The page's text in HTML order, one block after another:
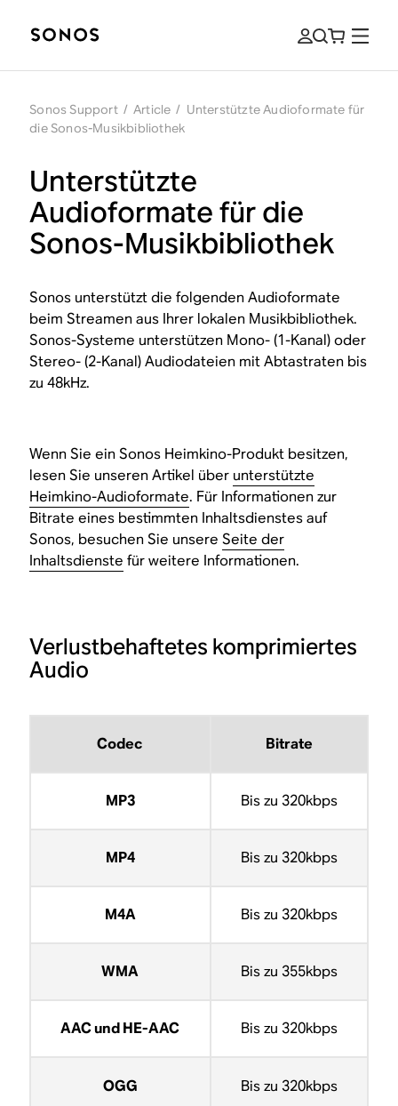
Sonos Support / Article / Unterstützte Audioformate für
die Sonos-Musikbibliothek
Unterstützte
Audioformate für die
Sonos-Musikbibliothek
Sonos unterstützt die folgenden Audioformate
beim Streamen aus Ihrer lokalen Musikbibliothek.
Sonos-Systeme unterstützen Mono- (1-Kanal) oder
Stereo- (2-Kanal) Audiodateien mit Abtastraten bis
zu 48kHz.
Wenn Sie ein Sonos Heimkino-Produkt besitzen,
lesen Sie unseren Artikel über unterstützte
Heimkino-Audioformate. Für Informationen zur
Bitrate eines bestimmten Inhaltsdienstes auf
Sonos, besuchen Sie unsereSeite der
Inhaltsdienste für weitere Informationen.
Verlustbehaftetes komprimiertes
Audio
Codec Bitrate
MP3 Bis zu 320kbps
MP4 Bis zu 320kbps
M4A Bis zu 320kbps
WMA Bis zu 355kbps
AAC und HE-AAC Bis zu 320kbps
OGG Bis zu 320kbps